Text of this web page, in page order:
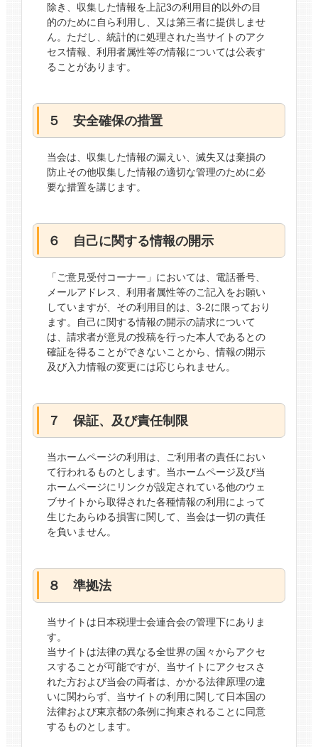
除き、収集した情報を上記3の利用目的以外の目
的のために自ら利用し、又は第三者に提供しませ
ん。ただし、統計的に処理された当サイトのアク
セス情報、利用者属性等の情報については公表す
ることがあります。
５ 安全確保の措置
当会は、収集した情報の漏えい、滅失又は棄損の
防止その他収集した情報の適切な管理のために必
要な措置を講じます。
６ 自己に関する情報の開示
「ご意見受付コーナー」においては、電話番号、
メールアドレス、利用者属性等のご記入をお願い
していますが、その利用目的は、3-2に限っており
ます。自己に関する情報の開示の請求について
は、請求者が意見の投稿を行った本人であるとの
確証を得ることができないことから、情報の開示
及び入力情報の変更には応じられません。
７ 保証、及び責任制限
当ホームページの利用は、ご利用者の責任におい
て行われるものとします。当ホームページ及び当
ホームページにリンクが設定されている他のウェ
ブサイトから取得された各種情報の利用によって
生じたあらゆる損害に関して、当会は一切の責任
を負いません。
８ 準拠法
当サイトは日本税理士会連合会の管理下にありま
す。
当サイトは法律の異なる全世界の国々からアクセ
スすることが可能ですが、当サイトにアクセスさ
れた方および当会の両者は、かかる法律原理の違
いに関わらず、当サイトの利用に関して日本国の
法律および東京都の条例に拘束されることに同意
するものとします。